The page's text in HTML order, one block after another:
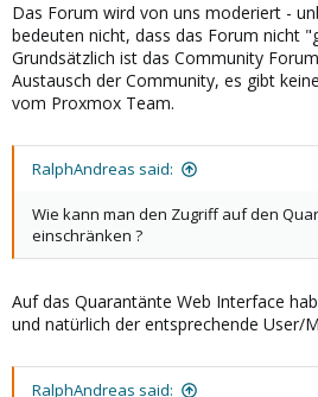
Das Forum wird von uns moderiert -
bedeuten nicht, dass das Forum nicht
Grundsätzlich ist das Community
Austausch der Community, es gibt
vom Proxmox Team.
RalphAndreas said:
Wie kann man den Zugriff auf den
einschränken ?
Auf das Quarantänte Web Interface
und natürlich der entsprechende User/
RalphAndreas said: